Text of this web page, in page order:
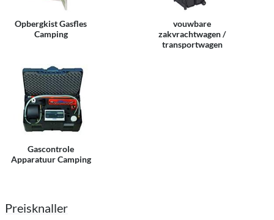
Opbergkist Gasfles
Camping
vouwbare
zakvrachtwagen /
transportwagen
Gascontrole
Apparatuur Camping
Preisknaller